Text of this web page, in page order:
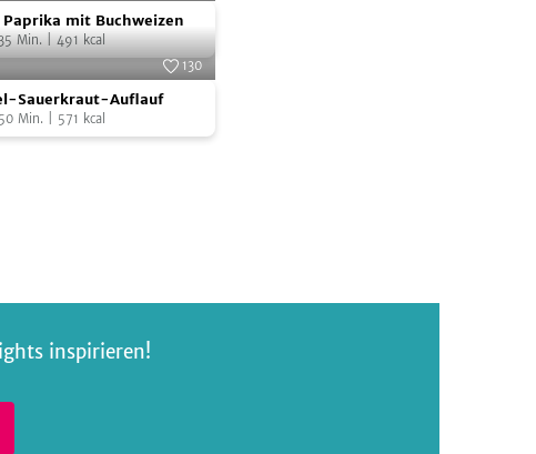
Foto: NOA GmbH & Co. KG
mit Buchweizen
Min.|491kcal
Foto: SevenCooks
130
Sauerkraut-Auflauf
50 Min. 571 kcal
inspirieren!